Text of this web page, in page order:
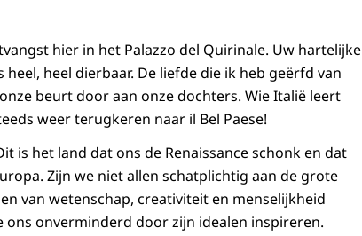
hier in het Palazzo del Quirinale. Uw hartelijke
heel dierbaar. De liefde die ik heb geërfd van
beurt door aan onze dochters. Wie Italië leert
weer terugkeren naar il Bel Paese!
is het land dat ons de Renaissance schonk en dat
Zijn we niet allen schatplichtig aan de grote
van wetenschap, creativiteit en menselijkheid
ons onverminderd door zijn idealen inspireren.